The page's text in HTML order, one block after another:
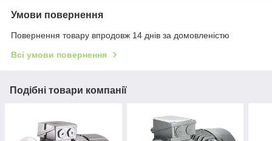
Умови повернення
Повернення товару впродовж 14 днів за домовленістю
Всі умови повернення
Подібні товари компанії